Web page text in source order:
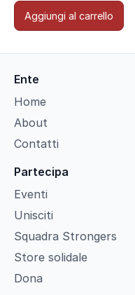
Aggiungi al carrello
Ente
Home
About
Contatti
Partecipa
Eventi
Unisciti
Squadra Strongers
Store solidale
Dona